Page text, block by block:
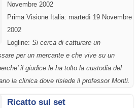
Novembre 2002
Prima Visione Italia: martedì 19 Novembre
2002
Logline: Si cerca di catturare un
per un mercante e che vive su un
il giudice le ha tolto la custodia del
la clinica dove risiede il professor Monti.
Ricatto sul set